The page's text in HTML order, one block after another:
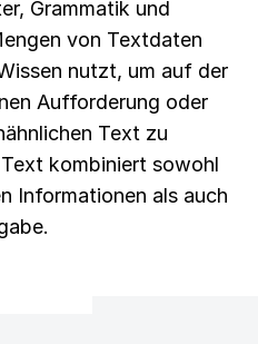
Grammatik und
von Textdaten
nutzt, um auf der
Aufforderung oder
Text zu
kombiniert sowohl
Informationen als auch